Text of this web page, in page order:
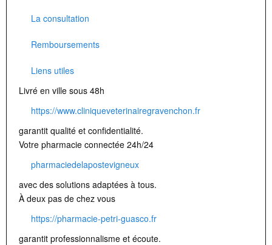
La consultation
Remboursements
Liens utiles
Livré en ville sous 48h
https://www.cliniqueveterinairegravenchon.fr
garantit qualité et confidentialité.
Votre pharmacie connectée 24h/24
pharmaciedelapostevigneux
avec des solutions adaptées à tous.
À deux pas de chez vous
https://pharmacie-petri-guasco.fr
garantit professionnalisme et écoute.